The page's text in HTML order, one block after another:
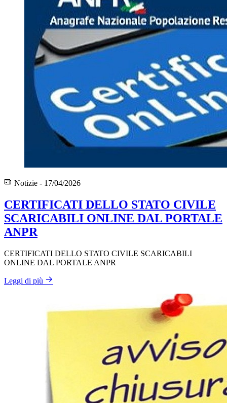
Notizie - 17/04/2026
CERTIFICATI DELLO STATO CIVILE
SCARICABILI ONLINE DAL PORTALE
ANPR
CERTIFICATI DELLO STATO CIVILE SCARICABILI
ONLINE DAL PORTALE ANPR
Leggi di più